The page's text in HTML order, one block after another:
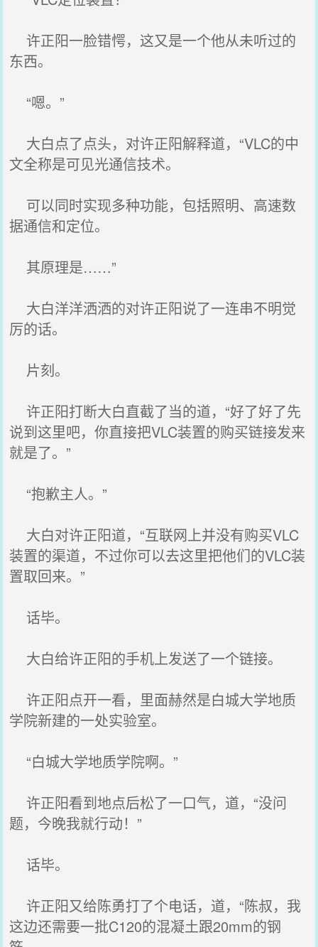
许正阳一脸错愕，这又是一个他从未听过的
东西。
“嗯。”
大白点了点头，对许正阳解释道，“VLC的中
文全称是可见光通信技术。
可以同时实现多种功能，包括照明、高速数
据通信和定位。
其原理是……”
大白洋洋洒洒的对许正阳说了一连串不明觉
厉的话。
片刻。
许正阳打断大白直截了当的道，“好了好了先
说到这里吧，你直接把VLC装置的购买链接发来
就是了。”
“抱歉主人。”
大白对许正阳道，“互联网上并没有购买VLC
装置的渠道，不过你可以去这里把他们的VLC装
置取回来。”
话毕。
大白给许正阳的手机上发送了一个链接。
许正阳点开一看，里面赫然是白城大学地质
学院新建的一处实验室。
“白城大学地质学院啊。”
许正阳看到地点后松了一口气，道，“没问
题，今晚我就行动！”
话毕。
许正阳又给陈勇打了个电话，道，“陈叔，我
这边还需要一批C120的混凝土跟20mm的钢